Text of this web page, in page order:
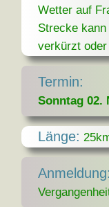
Wetter auf
Strecke
verkürzt
Termin:
Sonntag 02.
Länge:
Anmeldung: